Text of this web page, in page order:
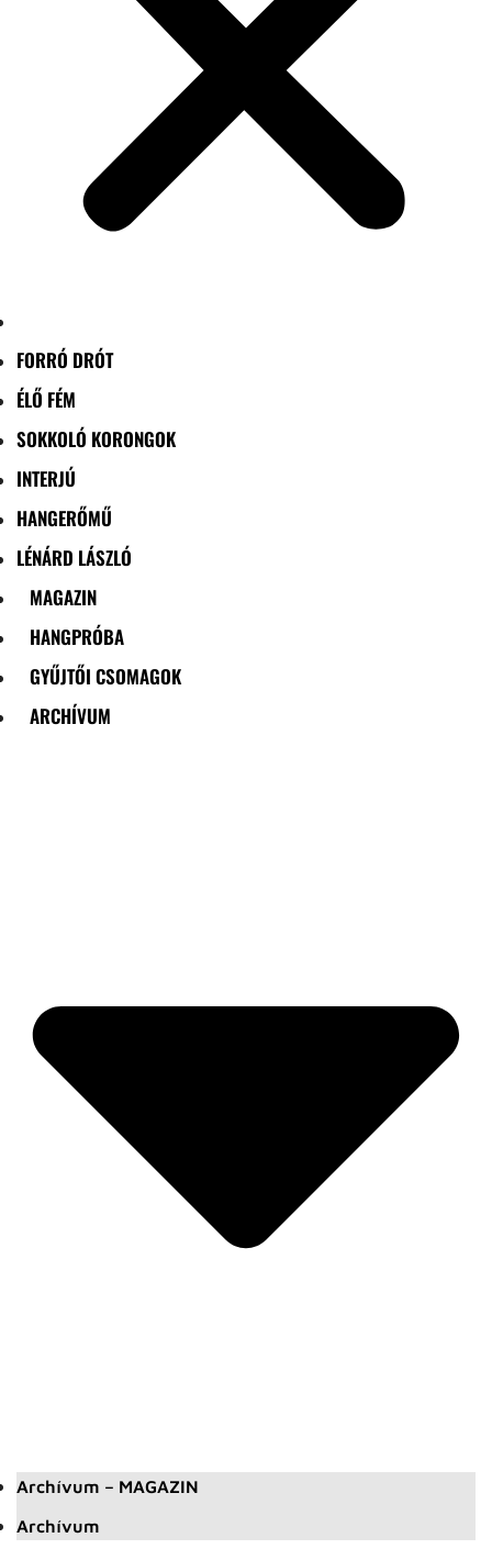
FORRÓ DRÓT
ÉLŐ FÉM
SOKKOLÓ KORONGOK
INTERJÚ
HANGERŐMŰ
LÉNÁRD LÁSZLÓ
MAGAZIN
HANGPRÓBA
GYŰJTŐI CSOMAGOK
ARCHÍVUM
Archívum – MAGAZIN
Archívum